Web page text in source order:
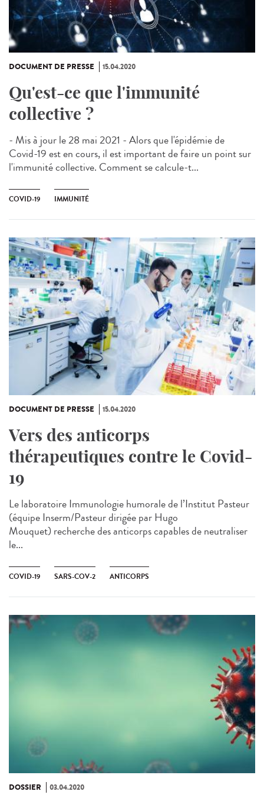
DOCUMENT DE PRESSE 15.04.2020
Qu'est-ce que l'immunité
collective ?
- Mis à jour le 28 mai 2021 - Alors que l'épidémie de
Covid-19 est en cours, il est important de faire un point sur
l'immunité collective. Comment se calcule-t...
COVID-19 IMMUNITÉ
DOCUMENT DE PRESSE 15.04.2020
Vers des anticorps
thérapeutiques contre le Covid-
19
Le laboratoire Immunologie humorale de l’Institut Pasteur
(équipe Inserm/Pasteur dirigée par Hugo
Mouquet) recherche des anticorps capables de neutraliser
le...
COVID-19 SARS-COV-2 ANTICORPS
DOSSIER 03.04.2020